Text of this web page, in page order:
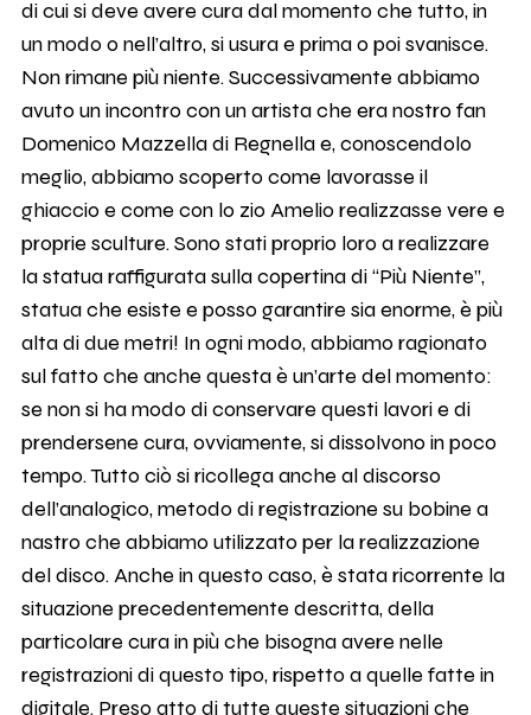
di cui si deve avere cura dal momento che tutto, in
un modo o nell’altro, si usura e prima o poi svanisce.
Non rimane più niente. Successivamente abbiamo
avuto un incontro con un artista che era nostro fan
Domenico Mazzella di Regnella e, conoscendolo
meglio, abbiamo scoperto come lavorasse il
ghiaccio e come con lo zio Amelio realizzasse vere e
proprie sculture. Sono stati proprio loro a realizzare
la statua raffigurata sulla copertina di “Più Niente”,
statua che esiste e posso garantire sia enorme, è più
alta di due metri! In ogni modo, abbiamo ragionato
sul fatto che anche questa è un’arte del momento:
se non si ha modo di conservare questi lavori e di
prendersene cura, ovviamente, si dissolvono in poco
tempo. Tutto ciò si ricollega anche al discorso
dell’analogico, metodo di registrazione su bobine a
nastro che abbiamo utilizzato per la realizzazione
del disco. Anche in questo caso, è stata ricorrente la
situazione precedentemente descritta, della
particolare cura in più che bisogna avere nelle
registrazioni di questo tipo, rispetto a quelle fatte in
digitale. Preso atto di tutte queste situazioni che